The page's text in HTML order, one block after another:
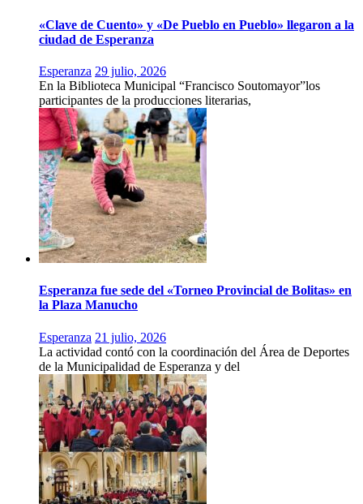
«Clave de Cuento» y «De Pueblo en Pueblo» llegaron a la
ciudad de Esperanza
Esperanza 29 julio, 2026
En la Biblioteca Municipal “Francisco Soutomayor”los
participantes de la producciones literarias,
Esperanza fue sede del «Torneo Provincial de Bolitas» en
la Plaza Manucho
Esperanza 21 julio, 2026
La actividad contó con la coordinación del Área de Deportes
de la Municipalidad de Esperanza y del